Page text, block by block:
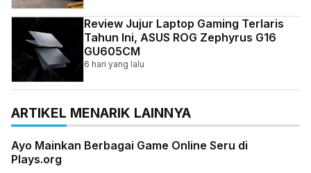
Review Jujur Laptop Gaming Terlaris
Tahun Ini, ASUS ROG Zephyrus G16
GU605CM
6 hari yang lalu
ARTIKEL MENARIK LAINNYA
Ayo Mainkan Berbagai Game Online Seru di
Plays.org